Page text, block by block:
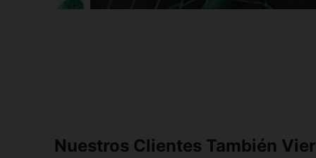
Nuestros Clientes También